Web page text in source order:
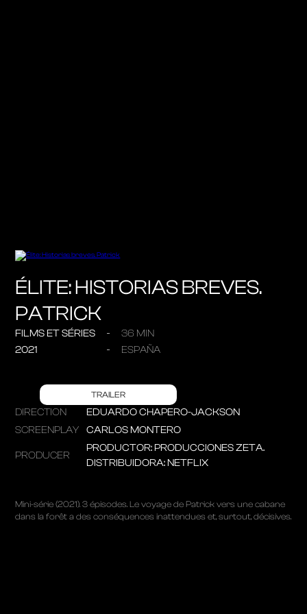
ÉLITE: HISTORIAS BREVES.
PATRICK
FILMS ET SÉRIES
36 MIN
2021
ESPAÑA
TRAILER
DIRECTION
EDUARDO CHAPERO-JACKSON
SCREENPLAY
CARLOS MONTERO
PRODUCER
PRODUCTOR: PRODUCCIONES ZETA.
DISTRIBUIDORA: NETFLIX
Mini-série (2021). 3 épisodes. Le voyage de Patrick vers une cabane
dans la forêt a des conséquences inattendues et, surtout, décisives.